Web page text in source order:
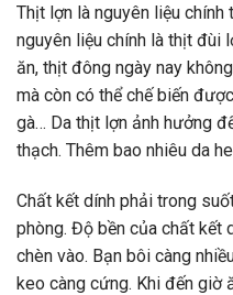
Thịt lợn là nguyên liệu chính
nguyên liệu chính là thịt đùi
ăn, thịt đông ngày nay không
mà còn có thể chế biến được
gà… Da thịt lợn ảnh hưởng
thạch. Thêm bao nhiêu da
Chất kết dính phải trong
phòng. Độ bền của chất kết
chèn vào. Bạn bôi càng
keo càng cứng. Khi đến giờ